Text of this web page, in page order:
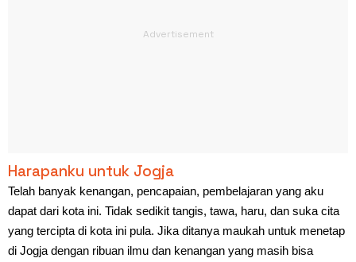
Harapanku untuk Jogja
Telah banyak kenangan, pencapaian, pembelajaran yang aku
dapat dari kota ini. Tidak sedikit tangis, tawa, haru, dan suka cita
yang tercipta di kota ini pula. Jika ditanya maukah untuk menetap
di Jogja dengan ribuan ilmu dan kenangan yang masih bisa